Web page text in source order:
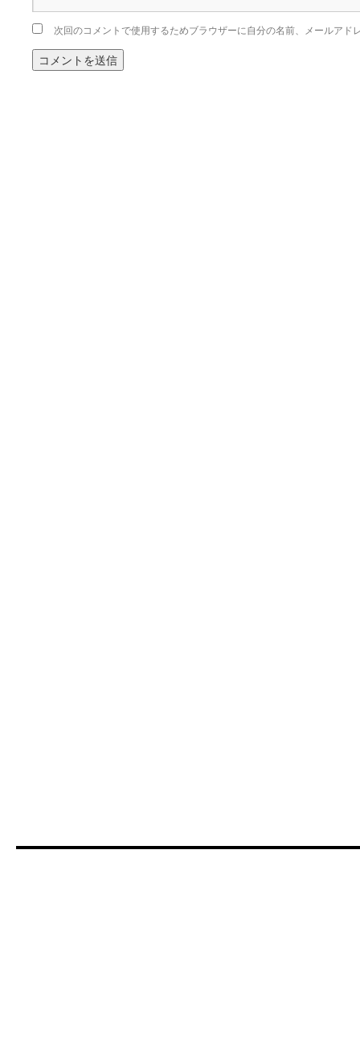
次回のコメントで使用するためブラウザーに自分の名前、メールアド